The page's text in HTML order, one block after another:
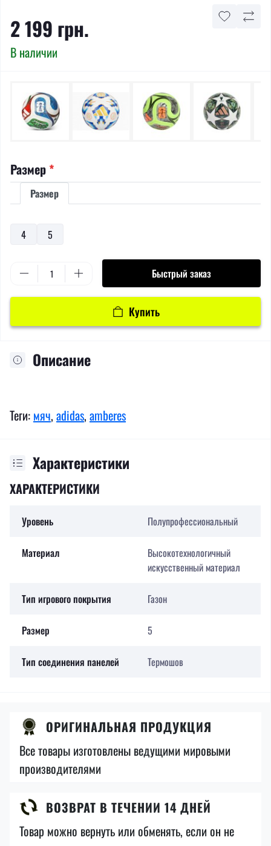
2 199 грн.
В наличии
Размер *
Размер
4 5
Быстрый заказ
Купить
Описание
Теги: мяч, adidas, amberes
Характеристики
ХАРАКТЕРИСТИКИ
Уровень Полупрофессиональный
Материал
Высокотехнологичный
искусственный материал
Тип игрового покрытия Газон
Размер 5
Тип соединения панелей Термошов
ОРИГИНАЛЬНАЯ ПРОДУКЦИЯ
Все товары изготовлены ведущими мировыми
производителями
ВОЗВРАТ В ТЕЧЕНИИ 14 ДНЕЙ
Товар можно вернуть или обменять, если он не